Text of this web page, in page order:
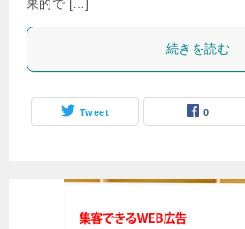
果的で […]
続きを読む
Tweet 0